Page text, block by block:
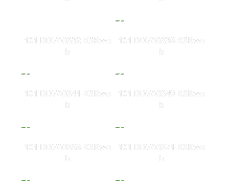
101 DD7A0332-KSKwe
b
101 DD7A0338-KSKwe
b
101 DD7A0341-KSKwe
b
101 DD7A0349-KSKwe
b
101 DD7A0358-KSKwe
b
101 DD7A0371-KSKwe
b